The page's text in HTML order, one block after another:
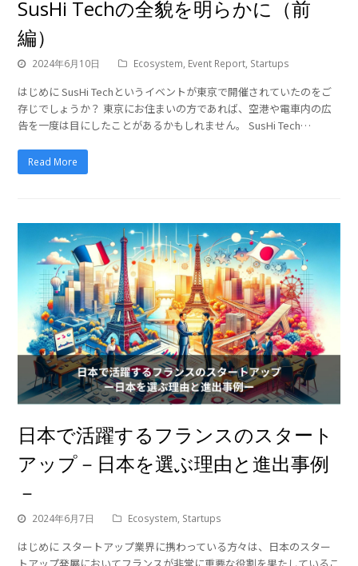
SusHi Techの全貌を明らかに（前
編）
2024年6月10日 Ecosystem, Event Report, Startups
はじめに SusHi Techというイベントが東京で開催されていたのをご
存じでしょうか？ 東京にお住まいの方であれば、空港や電車内の広
告を一度は目にしたことがあるかもしれません。 SusHi Tech…
Read More
日本で活躍するフランスのスタート
アップ－日本を選ぶ理由と進出事例
－
2024年6月7日 Ecosystem, Startups
はじめに スタートアップ業界に携わっている方々は、日本のスター